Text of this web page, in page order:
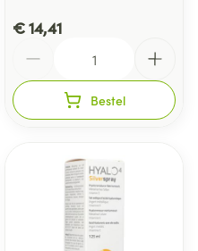
€ 14,41
Bestel